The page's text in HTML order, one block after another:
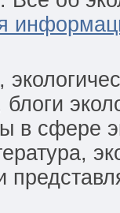
блоги
в сфере